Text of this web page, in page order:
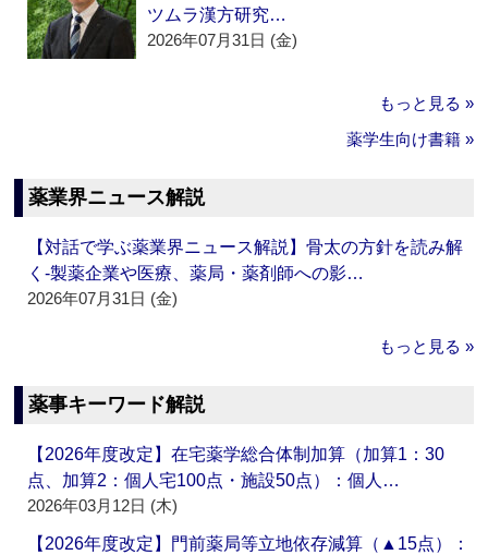
ツムラ漢方研究…
2026年07月31日 (金)
もっと見る »
薬学生向け書籍 »
薬業界ニュース解説
【対話で学ぶ薬業界ニュース解説】骨太の方針を読み解
く‐製薬企業や医療、薬局・薬剤師への影…
2026年07月31日 (金)
もっと見る »
薬事キーワード解説
【2026年度改定】在宅薬学総合体制加算（加算1：30
点、加算2：個人宅100点・施設50点）：個人…
2026年03月12日 (木)
【2026年度改定】門前薬局等立地依存減算（▲15点）：